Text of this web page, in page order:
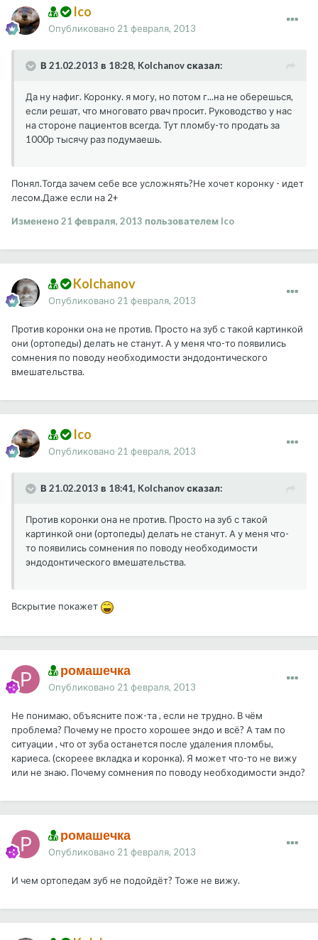
Ico
Опубликовано 21 февраля, 2013
В 21.02.2013 в 18:28, Kolchanov сказал:
Да ну нафиг. Коронку. я могу, но потом г...на не оберешься,
если решат, что многовато рвач просит. Руководство у нас
на стороне пациентов всегда. Тут пломбу-то продать за
1000р тысячу раз подумаешь.
Понял.Тогда зачем себе все усложнять?Не хочет коронку - идет
лесом.Даже если на 2+
Изменено21 февраля, 2013 пользователем Ico
Kolchanov
Опубликовано 21 февраля, 2013
Против коронки она не против. Просто на зуб с такой картинкой
они (ортопеды) делать не станут. А у меня что-то появились
сомнения по поводу необходимости эндодонтического
вмешательства.
Ico
Опубликовано 21 февраля, 2013
В 21.02.2013 в 18:41, Kolchanov сказал:
Против коронки она не против. Просто на зуб с такой
картинкой они (ортопеды) делать не станут. А у меня что-
то появились сомнения по поводу необходимости
эндодонтического вмешательства.
Вскрытие покажет
ромашечка
Опубликовано 21 февраля, 2013
Не понимаю, объясните пож-та , если не трудно. В чём
проблема? Почему не просто хорошее эндо и всё? А там по
ситуации , что от зуба останется после удаления пломбы,
кариеса. (скореее вкладка и коронка). Я может что-то не вижу
или не знаю. Почему сомнения по поводу необходимости эндо?
ромашечка
Опубликовано 21 февраля, 2013
И чем ортопедам зуб не подойдёт? Тоже не вижу.